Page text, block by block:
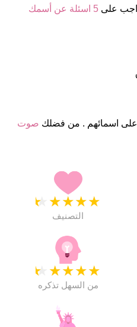
5 اسئلة عن أسمك
صوت
★
★
★
★
★
التصنيف
★
★
★
★
★
من السهل تذكره